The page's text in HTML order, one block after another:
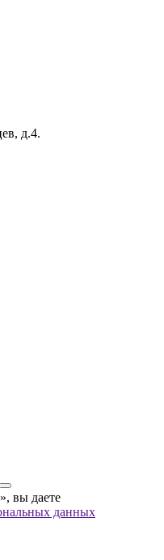
д.4.
вы даете
данных